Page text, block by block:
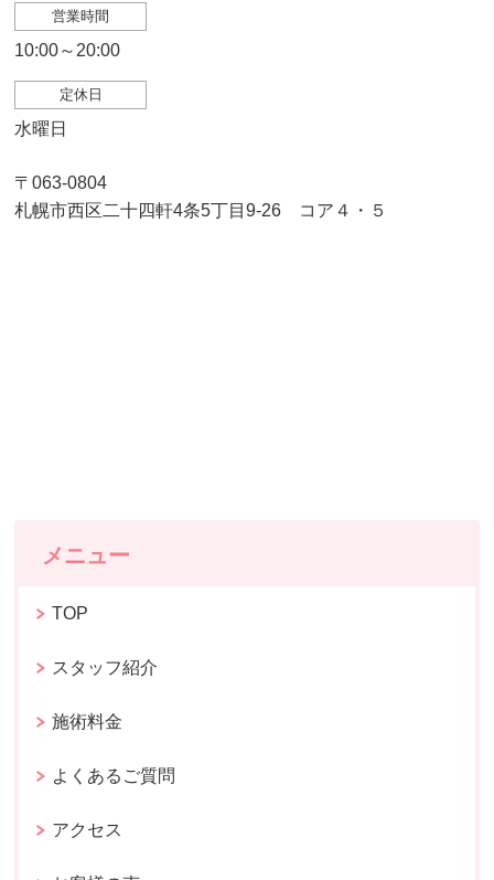
営業時間
10:00～20:00
定休日
水曜日
〒063-0804
札幌市西区二十四軒4条5丁目9-26 コア４・５
メニュー
TOP
スタッフ紹介
施術料金
よくあるご質問
アクセス